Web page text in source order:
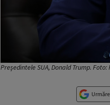
Președintele SUA, Donald Trump.